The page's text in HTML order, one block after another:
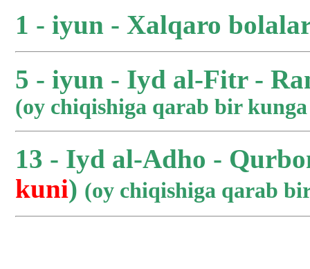
1 - iyun - Xalqaro
5 - iyun - Iyd al-Fitr -
(oy chiqishiga qarab bir
13 - Iyd al-Adho -
kuni) (oy chiqishiga qarab